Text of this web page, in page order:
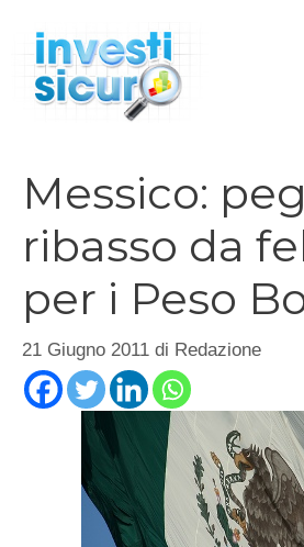
contenuto
Messico:
ribasso da
per i Peso
21 Giugno 2011 di Redazione